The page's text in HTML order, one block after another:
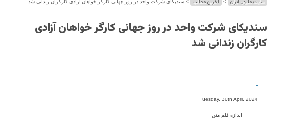
سایت ملیون ایران > آخرین مطالب > سندیکای شرکت واحد در روز جهانی کارگر خواهان آزادی کارگران زندانی شد
سندیکای شرکت واحد در روز جهانی کارگر خواهان آزادی
کارگران زندانی شد
-
Tuesday, 30th April, 2024
اندازه قلم متن